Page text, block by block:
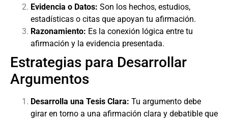
Evidencia o Datos: Son los hechos, estudios,
estadísticas o citas que apoyan tu afirmación.
Razonamiento: Es la conexión lógica entre tu
afirmación y la evidencia presentada.
Estrategias para Desarrollar
Argumentos
Desarrolla una Tesis Clara: Tu argumento debe
girar en torno a una afirmación clara y debatible que